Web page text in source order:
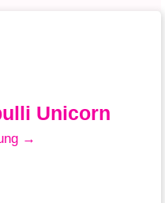
Unicorn
→